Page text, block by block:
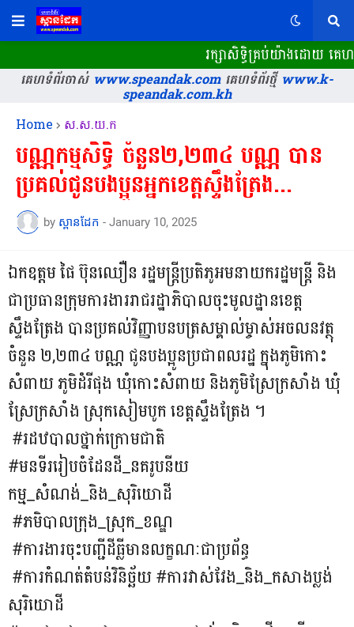
រក្សាសិទ្ធិគ្រប់យ៉ាងដោយ គេ
គេហទំព័រចាស់www.speandak.comគេហទំព័រថ្មីwww.k-
speandak.com.kh
Home ស.ស.យ.ក
បណ្ណកម្មសិទ្ធិ ចំនួន២,២៣៤ បណ្ណ បាន
ប្រគល់ជូនបងប្អូនអ្នកខេត្តស្ទឹងត្រែង...
by ស្ពានដែក - January 10, 2025
ឯកឧត្តម ផៃ ប៊ុនឈឿន រដ្ឋមន្រ្តីប្រតិភូអមនាយករដ្ឋមន្រ្តី និង
ជាប្រធានក្រុមការងាររាជរដ្ឋាភិបាលចុះមូលដ្ឋានខេត្ត
ស្ទឹងត្រែង បានប្រគល់វិញ្ញាបនបត្រសម្គាល់ម្ចាស់អចលនវត្ថុ
ចំនួន ២,២៣៤ បណ្ណ ជូនបងប្អូនប្រជាពលរដ្ឋ ក្នុងភូមិកោះ
សំពាយ ភូមិដំរីផុង ឃុំកោះសំពាយ និងភូមិស្រែក្រសាំង ឃុំ
ស្រែក្រសាំង ស្រុកសៀមបូក ខេត្តស្ទឹងត្រែង ។
#រដឋបាលថ្នាក់ក្រោមជាតិ
#មនទីររៀបចំដែនដី_នគរូបនីយ
កម្ម_សំណង់_និង_សុរិយោដី
#ភមិបាលក្រុង_ស្រុក_ខណ្ឌ
#ការងារចុះបញ្ជីដីធ្លីមានលក្ខណៈជាប្រព័ន្ធ
#ការកំណត់តំបន់វិនិច្ឆ័យ #ការវាស់វែង_និង_កសាងប្លង់
សុរិយោដី